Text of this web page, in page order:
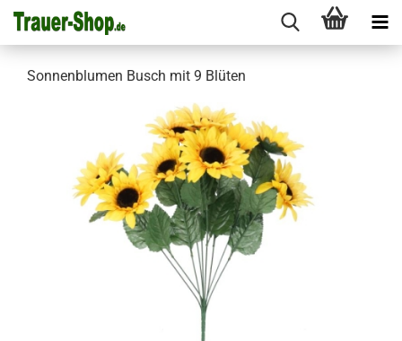
Sonnenblumen Busch mit 9 Blüten